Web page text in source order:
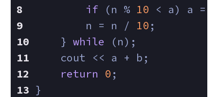
if (n % 10 < a) a =
        n = n /
10 ;
    }
while (n);
    cout << a + b;
return
0 ;
}